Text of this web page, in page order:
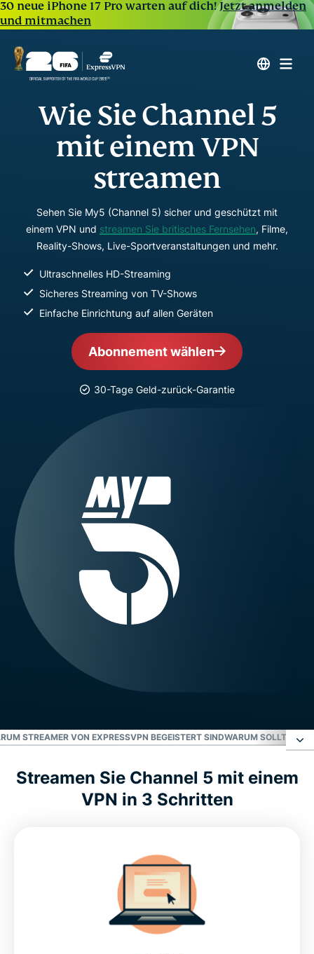
30 neue iPhone 17 Pro warten auf dich!Jetzt anmelden
und mitmachen
Wie Sie Channel 5
mit einem VPN
streamen
Sehen Sie My5 (Channel 5) sicher und geschützt mit
einem VPN und streamen Sie britisches Fernsehen, Filme,
Reality-Shows, Live-Sportveranstaltungen und mehr.
Ultraschnelles HD-Streaming
Sicheres Streaming von TV-Shows
Einfache Einrichtung auf allen Geräten
Abonnement wählen
30-Tage Geld-zurück-Garantie
STREAMER VON EXPRESSVPN BEGEISTERT SINDWARUM SOLLTEN
Was läuft auf My5?
Warum Streamer von ExpressVPN begeistert sind
Streamen Sie Channel 5 mit einem
VPN in 3 Schritten